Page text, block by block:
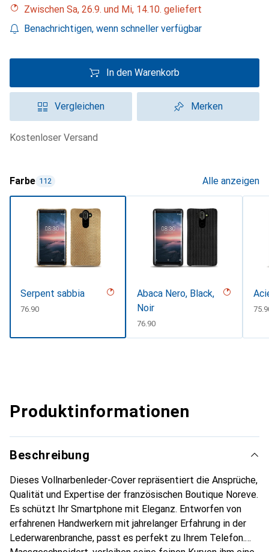
Zwischen Sa, 26.9. und Mi, 14.10. geliefert
Benachrichtigen, wenn schneller verfügbar
In den Warenkorb
Vergleichen Merken
kostenloser Versand
Farbe 112 Alle anzeigen
Serpent sabbia
CHF
76.90
Abaca Nero, Black,
Noir
CHF
76.90
CHF
Produktinformationen
Beschreibung
Dieses Vollnarbenleder-Cover repräsentiert die Ansprüche,
Qualität und Expertise der französischen Boutique Noreve.
Es schützt Ihr Smartphone mit Eleganz. Entworfen von
erfahrenen Handwerkern mit jahrelanger Erfahrung in der
Lederwarenbranche, passt es perfekt zu Ihrem Telefon.